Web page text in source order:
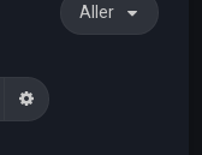
Aller
RechercherRecherche avancée